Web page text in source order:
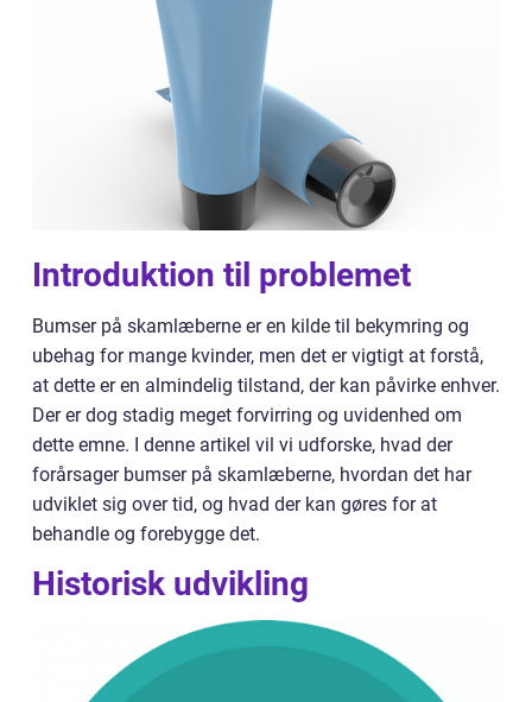
Introduktion til problemet
Bumser på skamlæberne er en kilde til bekymring og
ubehag for mange kvinder, men det er vigtigt at forstå,
at dette er en almindelig tilstand, der kan påvirke enhver.
Der er dog stadig meget forvirring og uvidenhed om
dette emne. I denne artikel vil vi udforske, hvad der
forårsager bumser på skamlæberne, hvordan det har
udviklet sig over tid, og hvad der kan gøres for at
behandle og forebygge det.
Historisk udvikling